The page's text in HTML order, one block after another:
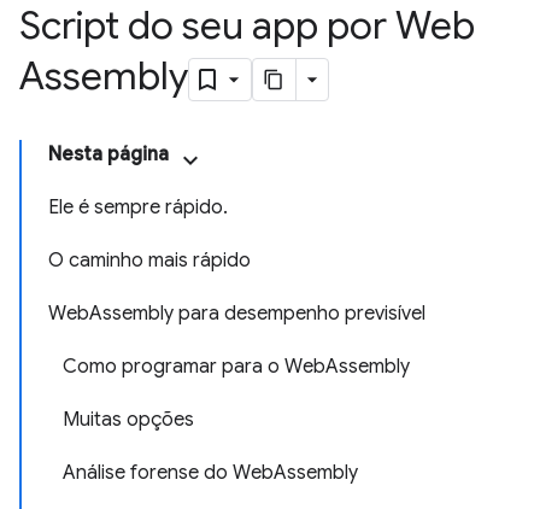
Script do seu app por Web
Assembly
Nesta página
Ele é sempre rápido.
O caminho mais rápido
WebAssembly para desempenho previsível
Como programar para o WebAssembly
Muitas opções
Análise forense do WebAssembly